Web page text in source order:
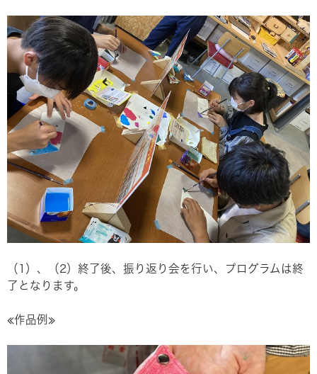
（1）、（2）終了後、振り返り会を行い、プログラムは終
了となります。
≪作品例≫